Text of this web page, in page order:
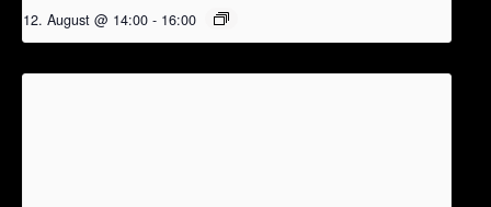
12. August @ 14:00 - 16:00